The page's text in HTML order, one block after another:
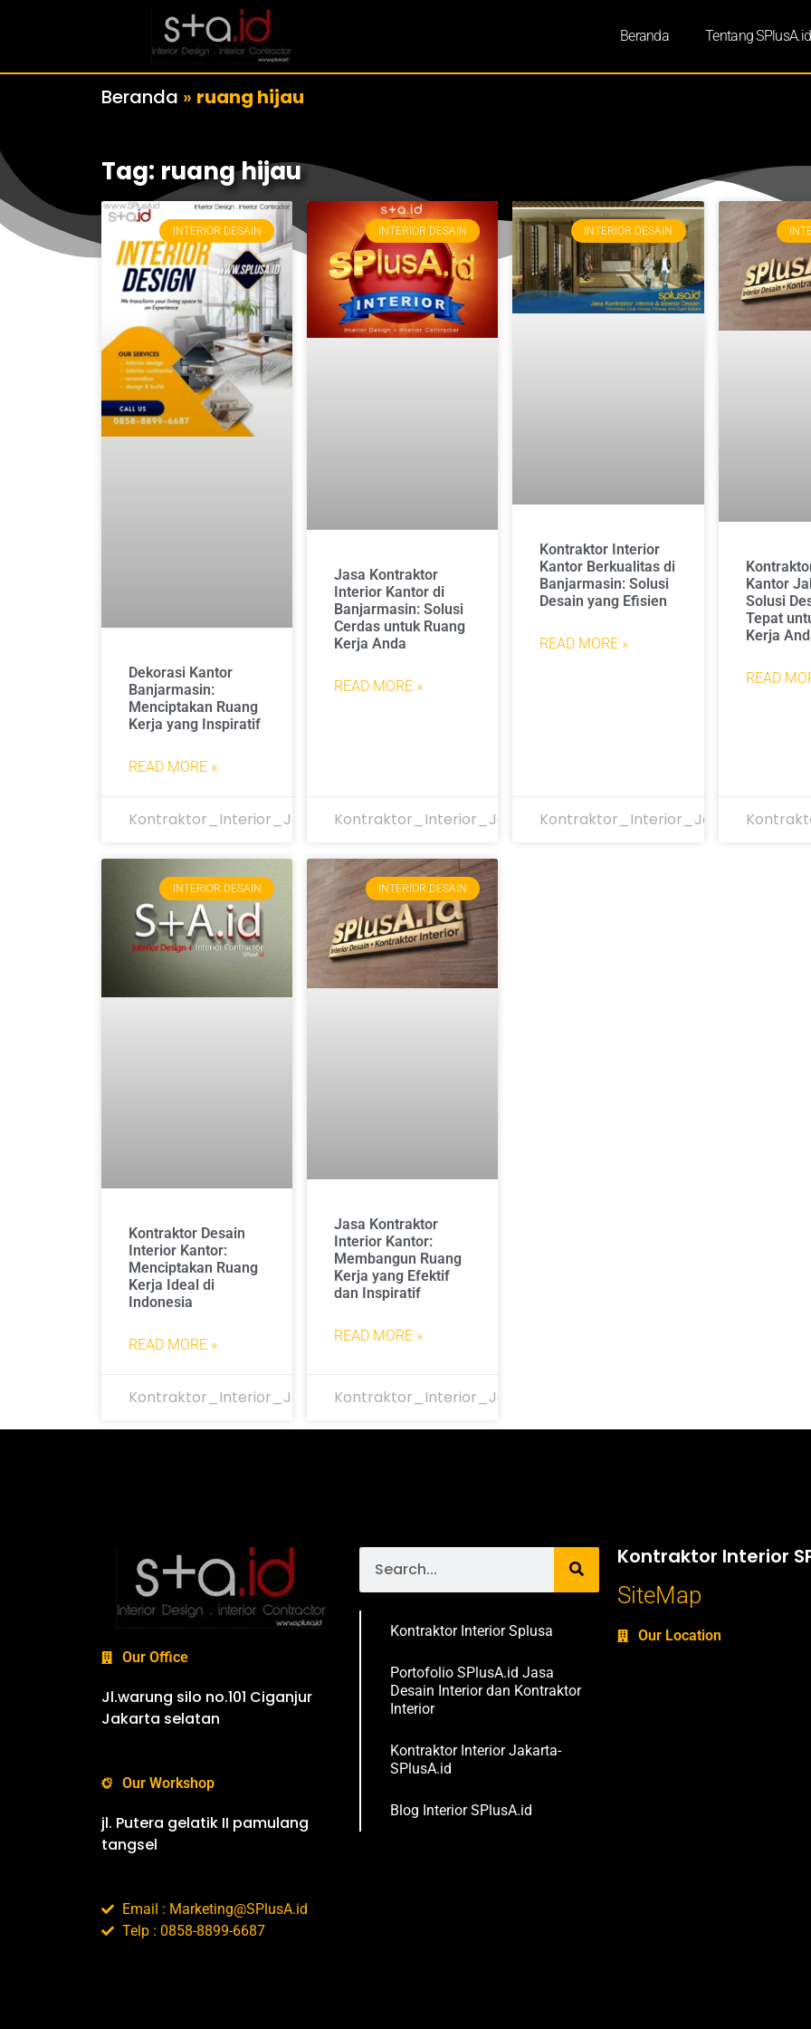
Beranda Tentang SPlusA.id
Beranda » ruang hijau
Tag: ruang hijau
INTERIOR DESAIN
Dekorasi Kantor
Banjarmasin:
Menciptakan Ruang
Kerja yang Inspiratif
READ MORE »
Kontraktor_Interior_Jakarta
INTERIOR DESAIN
Jasa Kontraktor
Interior Kantor di
Banjarmasin: Solusi
Cerdas untuk Ruang
Kerja Anda
READ MORE »
Kontraktor_Interior_Jakarta
INTERIOR DESAIN
Kontraktor Interior
Kantor Berkualitas di
Banjarmasin: Solusi
Desain yang Efisien
READ MORE »
Kontraktor_Interior_Jakarta
Kantor
Solusi
Tepat
Kerja
READ
INTERIOR DESAIN
Kontraktor Desain
Interior Kantor:
Menciptakan Ruang
Kerja Ideal di
Indonesia
READ MORE »
Kontraktor_Interior_Jakarta
INTERIOR DESAIN
Jasa Kontraktor
Interior Kantor:
Membangun Ruang
Kerja yang Efektif
dan Inspiratif
READ MORE »
Kontraktor_Interior_Jakarta
Our Office
Jl.warung silo no.101 Ciganjur
Jakarta selatan
Our Workshop
jl. Putera gelatik II pamulang
tangsel
Email : Marketing@SPlusA.id
Telp : 0858-8899-6687
Kontraktor Interior Splusa
Portofolio SPlusA.id Jasa
Desain Interior dan Kontraktor
Interior
Kontraktor Interior Jakarta-
SPlusA.id
Blog Interior SPlusA.id
Kontraktor Interior
SiteMap
Our Location